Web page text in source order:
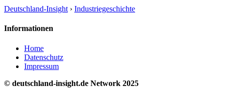
Deutschland-Insight › Industriegeschichte
Informationen
Home
Datenschutz
Impressum
© deutschland-insight.de Network 2025